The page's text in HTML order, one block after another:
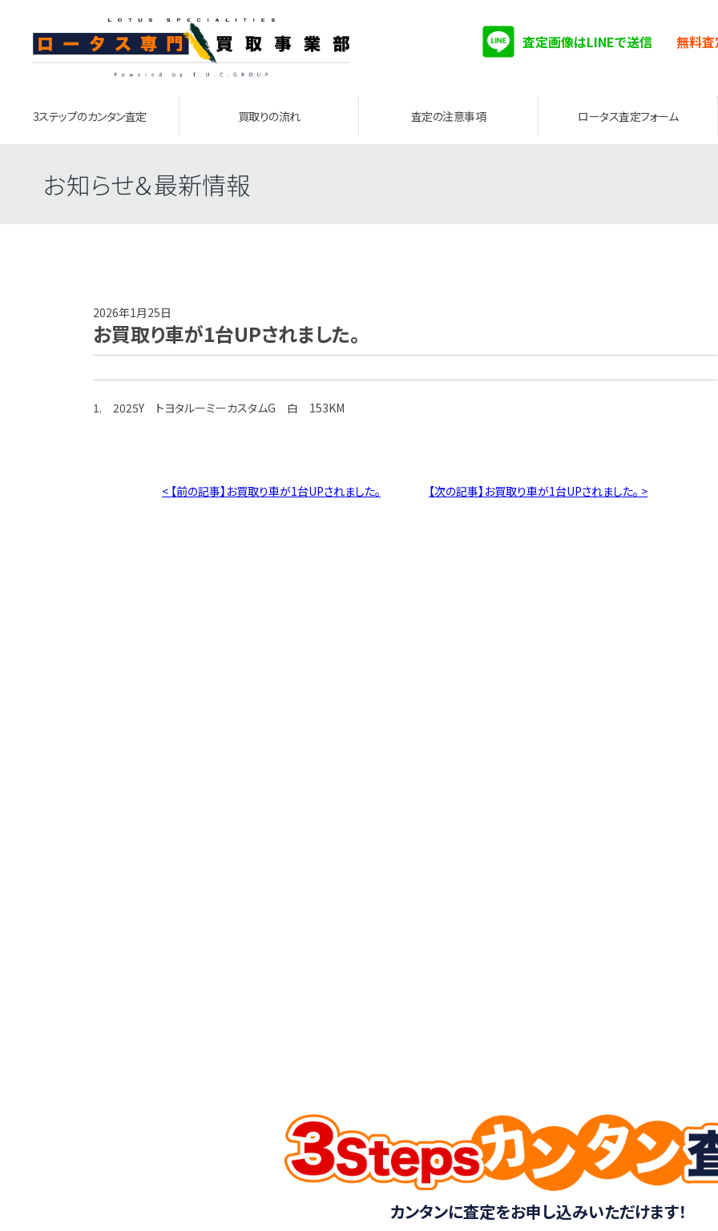
査定画像はLINEで送信 無料査
3ステップのカンタン査定 買取りの流れ 査定の注意事項 ロータス査定フォーム
お知らせ＆最新情報
2026年1月25日
お買取り車が1台UPされました。
1. 2025Y トヨタルーミーカスタムG 白 153KM
< 【前の記事】お買取り車が1台UPされました。 【次の記事】お買取り車が1台UPされました。 >
カンタンに査定をお申し込みいただけます！